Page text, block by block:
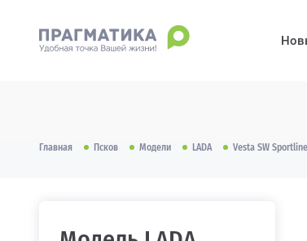
Главная Псков Модели LADA Vesta SW Sportline